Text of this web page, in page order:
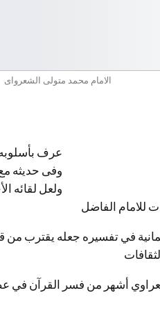
الامام محمد متولى الشعرواى
عرف
وفى حديثه
ولعل لقائه
للامام الفاضل
في تفسيره جعله يقترب
أشهر من فسر القرآن في